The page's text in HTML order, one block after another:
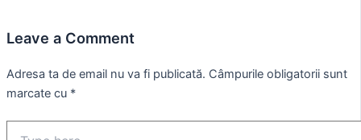
Leave a Comment
Adresa ta de email nu va fi publicată. Câmpurile obligatorii sunt
marcate cu *